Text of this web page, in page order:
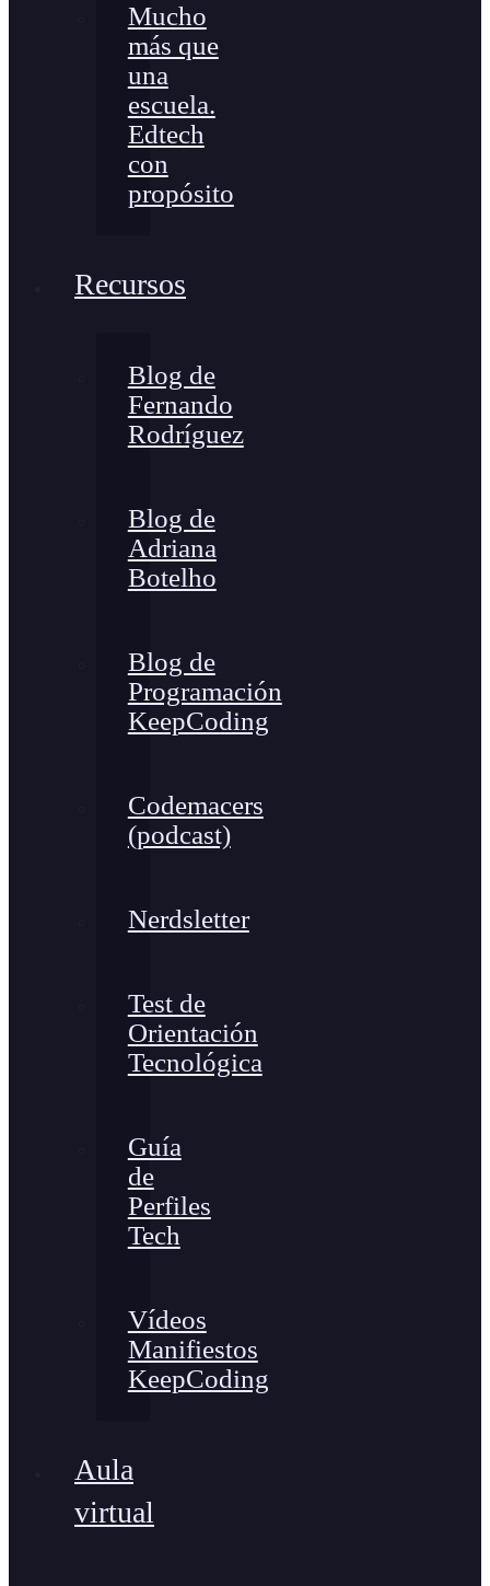
Mucho
más que
una
escuela.
Edtech
con
propósito
Recursos
Blog de
Fernando
Rodríguez
Blog de
Adriana
Botelho
Blog de
Programación
KeepCoding
Codemacers
(podcast)
Nerdsletter
Test de
Orientación
Tecnológica
Guía
de
Perfiles
Tech
Vídeos
Manifiestos
KeepCoding
Aula
virtual